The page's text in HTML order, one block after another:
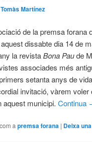
Tomàs Martínez
de la premsa forana
dissabte dia 14 de
la revistaBona Paude
associades més
setanta anys de
invitació, vàrem voler
aquest municipi.Continua
a premsa forana | Deixa